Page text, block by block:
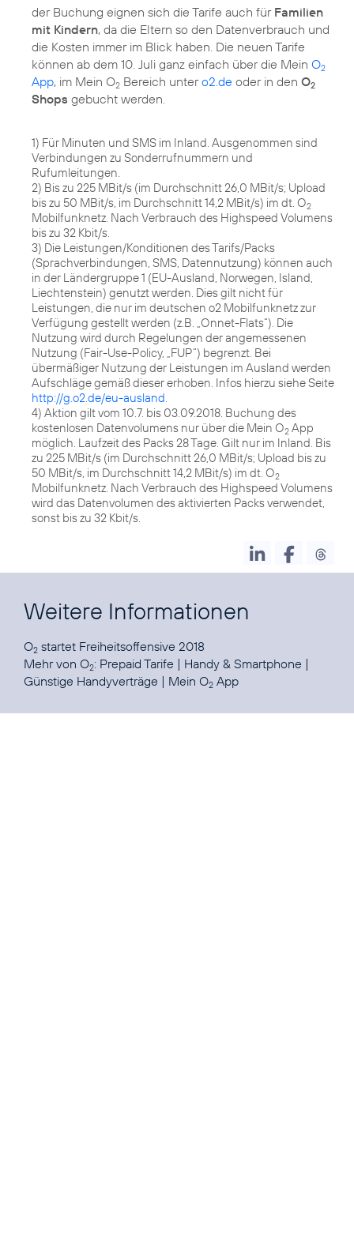
der Buchung eignen sich die Tarife auch für Familien
mit Kindern, da die Eltern so den Datenverbrauch und
die Kosten immer im Blick haben. Die neuen Tarife
können ab dem 10. Juli ganz einfach über die Mein O2
App, im Mein O2 Bereich untero2.de oder in den O2
Shops gebucht werden.
1) Für Minuten und SMS im Inland. Ausgenommen sind
Verbindungen zu Sonderrufnummern und
Rufumleitungen.
2) Bis zu 225 MBit/s (im Durchschnitt 26,0 MBit/s; Upload
bis zu 50 MBit/s, im Durchschnitt 14,2 MBit/s) im dt. O2
Mobilfunknetz. Nach Verbrauch des Highspeed Volumens
bis zu 32 Kbit/s.
3) Die Leistungen/Konditionen des Tarifs/Packs
(Sprachverbindungen, SMS, Datennutzung) können auch
in der Ländergruppe 1 (EU-Ausland, Norwegen, Island,
Liechtenstein) genutzt werden. Dies gilt nicht für
Leistungen, die nur im deutschen o2 Mobilfunknetz zur
Verfügung gestellt werden (z.B. „Onnet-Flats“). Die
Nutzung wird durch Regelungen der angemessenen
Nutzung (Fair-Use-Policy, „FUP“) begrenzt. Bei
übermäßiger Nutzung der Leistungen im Ausland werden
Aufschläge gemäß dieser erhoben. Infos hierzu siehe Seite
http://g.o2.de/eu-ausland
4) Aktion gilt vom 10.7. bis 03.09.2018. Buchung des
kostenlosen Datenvolumens nur über die Mein O2 App
möglich. Laufzeit des Packs 28 Tage. Gilt nur im Inland. Bis
zu 225 MBit/s (im Durchschnitt 26,0 MBit/s; Upload bis zu
50 MBit/s, im Durchschnitt 14,2 MBit/s) im dt. O2
Mobilfunknetz. Nach Verbrauch des Highspeed Volumens
wird das Datenvolumen des aktivierten Packs verwendet,
sonst bis zu 32 Kbit/s.
Weitere Informationen
O2 startet Freiheitsoffensive 2018
Mehr von O2: Prepaid Tarife | Handy & Smartphone |
Günstige Handyverträge | Mein O2 App